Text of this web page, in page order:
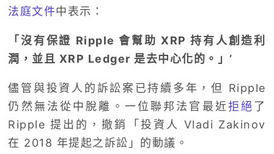
法庭文件中表示：
「沒有保證 Ripple 會幫助 XRP 持有人創造利
潤，並且 XRP Ledger 是去中心化的。」’
儘管與投資人的訴訟案已持續多年，但 Ripple
仍然無法從中脫離。一位聯邦法官最近拒絕 了
Ripple 提出的，撤銷「投資人 Vladi Zakinov
在 2018 年提起之訴訟」的動議。